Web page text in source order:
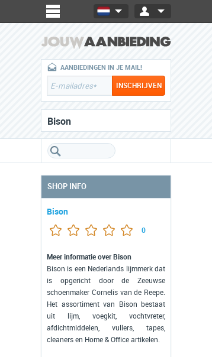
AANBIEDINGEN IN JE MAIL!
Bison
SHOP INFO
Bison
0
Meer informatie over Bison
Bison is een Nederlands lijmmerk dat
is opgericht door de Zeeuwse
schoenmaker Cornelis van de Reepe.
Het assortiment van Bison bestaat
uit lijm, voegkit, vochtvreter,
afdichtmiddelen, vullers, tapes,
cleaners en Home & Office artikelen.